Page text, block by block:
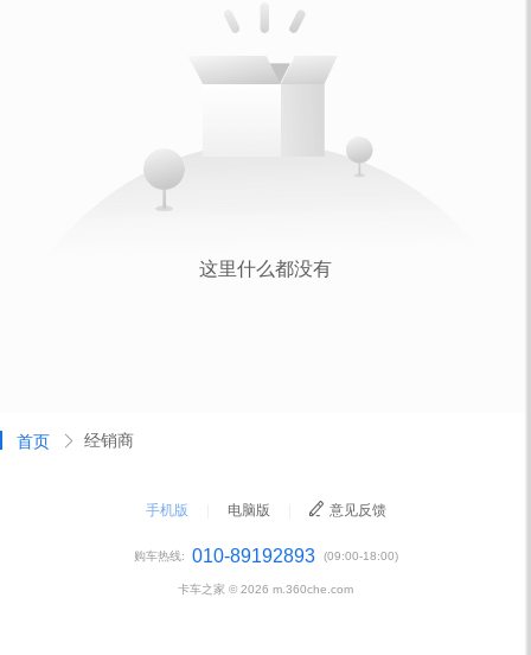
首页 经销商
手机版 电脑版 意见反馈
购车热线: 010-89192893 (09:00-18:00)
卡车之家 © 2026 m.360che.com